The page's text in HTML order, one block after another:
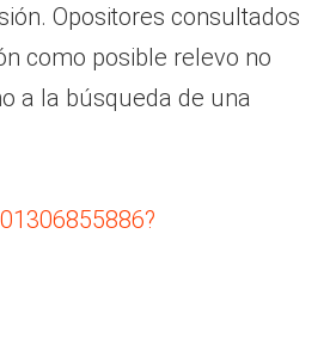
Opositores consultados
como posible relevo no
a la búsqueda de una